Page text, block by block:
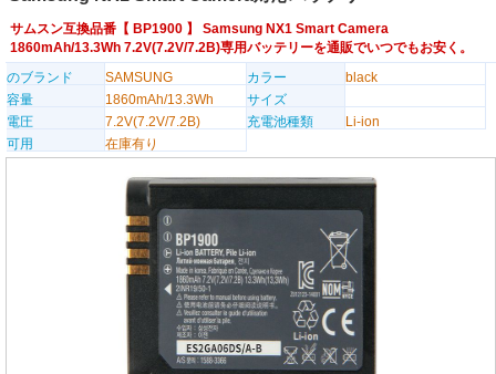
サムスン互換品番【 BP1900 】 Samsung NX1 Smart Camera
1860mAh/13.3Wh 7.2V(7.2V/7.2B)専用バッテリーを通販でいつでもお安く。
のブランド
SAMSUNG カラー
black
容量
1860mAh/13.3Wh
サイズ
電圧
7.2V(7.2V/7.2B) 充電池種類
Li-ion
可用
在庫有り